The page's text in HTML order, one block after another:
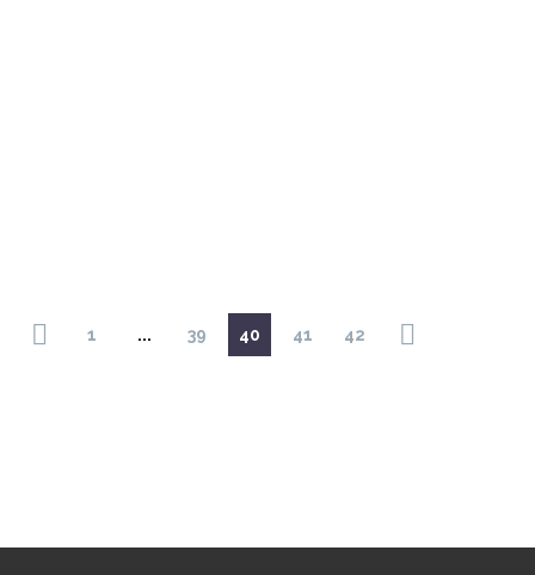
1 ... 39 40 41 42